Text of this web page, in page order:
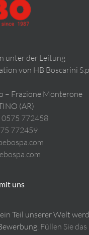
unter der Leitung
von HB Boscarini
– Frazione Monterone
(AR)
0575 772458
772459
uns
Teil unserer Welt
Füllen Sie